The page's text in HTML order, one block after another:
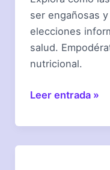
ser engañosas
elecciones
salud.
nutricional.
¿Los
light
son
Leer entrada »